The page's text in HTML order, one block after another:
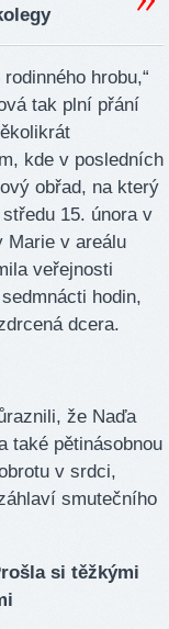
hrobu,“
tak plní přání
kde v posledních
obřad, na který
15. února v
Marie v areálu
veřejnosti
hodin,
dcera.
že Naďa
také pětinásobnou
v srdci,
smutečního
si těžkými